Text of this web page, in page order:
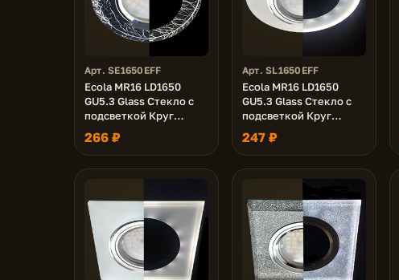
Арт. SE1650EFF
Ecola MR16 LD1650
GU5.3 Glass Стекло с
подсветкой Круг
Колотый лед на черном
/ Хром 25x95 (кd74)
266 ₽
Арт. SL1650EFF
Ecola MR16 LD1650
GU5.3 Glass Стекло с
подсветкой Круг
Матовый / Хром 25x95
(кd74)
247 ₽